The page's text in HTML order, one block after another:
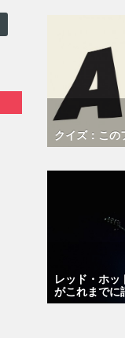
クイズ：この
レッド・ホ
がこれまでに